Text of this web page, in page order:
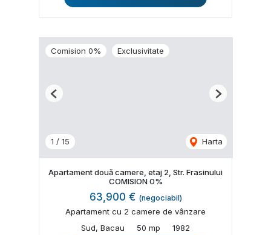
Comision 0% Exclusivitate
1 / 15 Harta
Previous Next
Apartament două camere, etaj 2, Str. Frasinului
COMISION 0%
63,900 € (negociabil)
Apartament cu 2 camere de vânzare
Sud, Bacau
50 mp 1982